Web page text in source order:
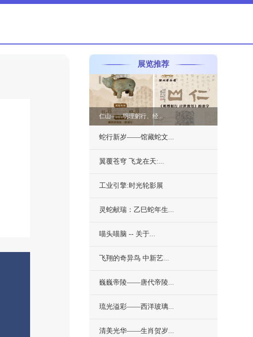
展览推荐
仁山——明理躬行、经...
蛇行新岁——馆藏蛇文...
翼覆苍穹 飞龙在天:...
工业引擎:时光轮影展
灵蛇献瑞：乙巳蛇年生...
喵头喵脑 -- 关于...
飞翔的奇异鸟 中新艺...
巍巍帝陵——唐代帝陵...
琉光溢彩——西洋玻璃...
清美光华——生肖贺岁...